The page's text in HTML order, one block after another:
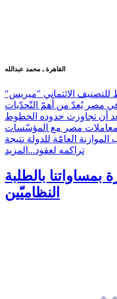
القاهرة ـ محمد عبدالله
الائتماني "ميريس"
مصر يُعدّ من أهمّ التّحدّيات
أن تجاوزت حدوده الخطوط
مصر مع المؤسّسات
العامّة للدولة نتيجة
تراكمه لعقود... المزيد
بمساواتنا بالطلبة
النظاميّين